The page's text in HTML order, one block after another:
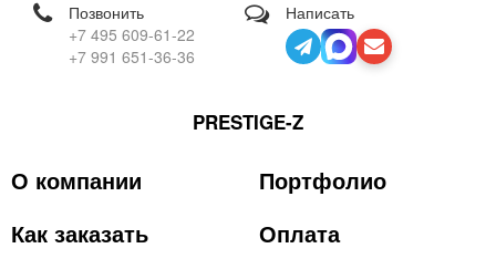
Позвонить
+7 495 609-61-22
+7 991 651-36-36
Написать
PRESTIGE-Z
О компании
Портфолио
Как заказать
Оплата